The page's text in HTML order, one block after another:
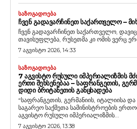
ᲡᲐᲖᲝᲒᲐᲓᲝᲔᲑᲐ
ᲩᲕᲔᲜ ᲒᲐᲓᲐᲕᲐᲠᲩᲘᲜᲔᲗ ᲡᲐᲥᲐᲠᲗᲕᲔᲚᲝ –
ჩვენ გადავარჩინეთ საქართველო,
თავისუფლება, რუსეთმა კი ომის ვერც
7 აგვისტო 2026, 14:33
ᲡᲐᲖᲝᲒᲐᲓᲝᲔᲑᲐ
7 ᲐᲒᲕᲘᲡᲢᲝ ᲠᲣᲡᲣᲚᲘ ᲘᲛᲞᲔᲠᲘᲐᲚᲘᲖᲛᲘᲡ
ᲔᲠᲗᲘ ᲨᲔᲮᲡᲔᲜᲔᲑᲐᲐ – ᲡᲐᲤᲠᲐᲜᲒᲔᲗᲘᲡ,
ᲓᲘᲓᲘ ᲑᲠᲘᲢᲐᲜᲔᲗᲘᲡ ᲒᲐᲜᲪᲮᲐᲓᲔᲑᲐ
“საფრანგეთის, გერმანიის, იტალიისა
საგარეო საქმეთა სამინისტროების
აგვისტო რუსული იმპერიალიზმის...
7 აგვისტო 2026, 13:38